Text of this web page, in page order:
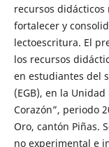
recursos
fortalecer y
lectoescritura. El
los recursos
en estudiantes del
(EGB), en la
Corazón”, periodo
Oro, cantón Piñas.
no experimental e